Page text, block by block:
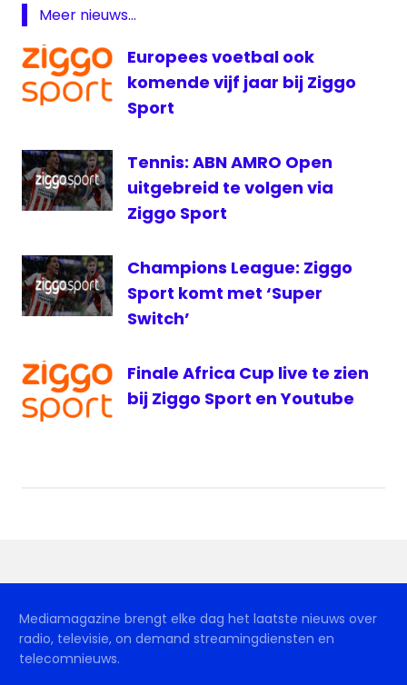
live
Ismael
Lazaar
kickboxen
UFC
Ziggo
Meer nieuws...
Europees voetbal ook
komende vijf jaar bij Ziggo
Sport
Tennis: ABN AMRO Open
uitgebreid te volgen via
Ziggo Sport
Champions League: Ziggo
Sport komt met ‘Super
Switch’
Finale Africa Cup live te zien
bij Ziggo Sport en Youtube
Mediamagazine brengt elke dag het laatste nieuws over
radio, televisie, on demand streamingdiensten en
telecomnieuws.